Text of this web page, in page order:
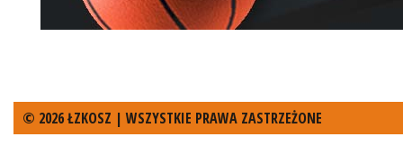
© 2026 ŁZKOSZ | WSZYSTKIE PRAWA ZASTRZEŻONE